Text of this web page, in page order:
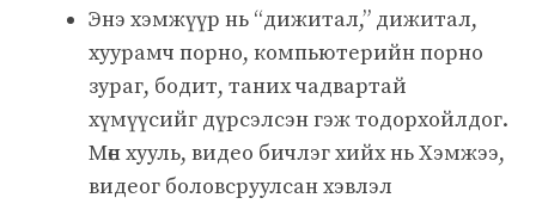
Энэ хэмжүүр нь “дижитал,” дижитал,
хуурамч порно, компьютерийн порно
зураг, бодит, таних чадвартай
хүмүүсийг дүрсэлсэн гэж тодорхойлдог.
Мөн хууль, видео бичлэг хийх нь Хэмжээ,
видеог боловсруулсан хэвлэл